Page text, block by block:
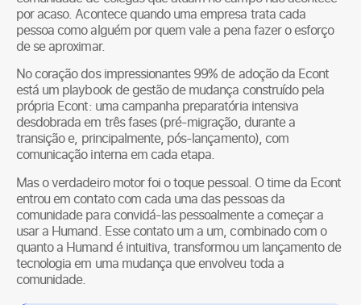
por acaso. Acontece quando uma empresa trata cada
pessoa como alguém por quem vale a pena fazer o esforço
de se aproximar.
No coração dos impressionantes 99% de adoção da Econt
está um playbook de gestão de mudança construído pela
própria Econt: uma campanha preparatória intensiva
desdobrada em três fases (pré-migração, durante a
transição e, principalmente, pós-lançamento), com
comunicação interna em cada etapa.
Mas o verdadeiro motor foi o toque pessoal. O time da Econt
entrou em contato com cada uma das pessoas da
comunidade para convidá-las pessoalmente a começar a
usar a Humand. Esse contato um a um, combinado com o
quanto a Humand é intuitiva, transformou um lançamento de
tecnologia em uma mudança que envolveu toda a
comunidade.